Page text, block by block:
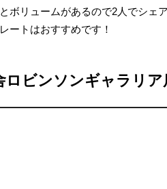
ボリュームがあるので2人でシェ
ートはおすすめです！
ロビンソンギャラリア